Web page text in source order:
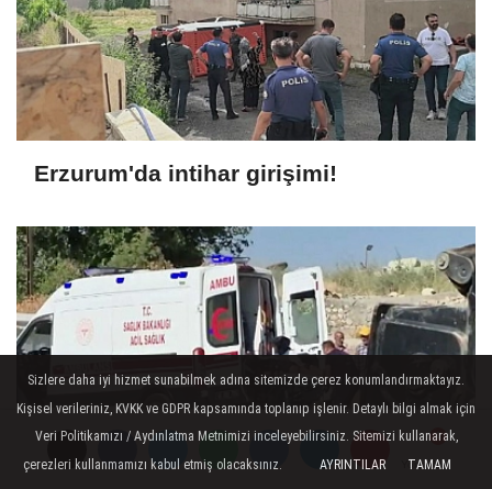
Yorumlar
Yorumlar
Erzurum'da intihar girişimi!
Sizlere daha iyi hizmet sunabilmek adına sitemizde çerez konumlandırmaktayız.
Kişisel verileriniz, KVKK ve GDPR kapsamında toplanıp işlenir. Detaylı bilgi almak için
Veri Politikamızı / Aydınlatma Metnimizi inceleyebilirsiniz. Sitemizi kullanarak,
çerezleri kullanmamızı kabul etmiş olacaksınız.
AYRINTILAR TAMAM